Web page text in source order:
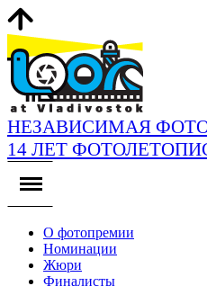
НЕЗАВИСИМАЯ
14 ЛЕТ
О фотопремии
Номинации
Жюри
Финалисты